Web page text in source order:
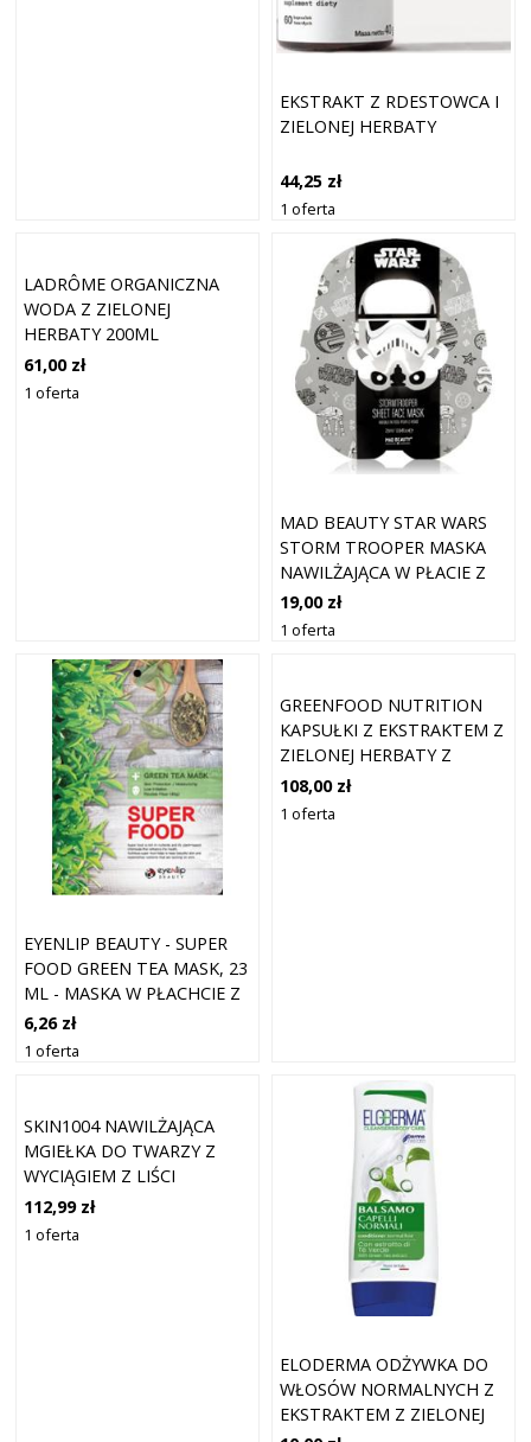
EKSTRAKT Z RDESTOWCA I
ZIELONEJ HERBATY
44,25 zł
1 oferta
LADRÔME ORGANICZNA
WODA Z ZIELONEJ
HERBATY 200ML
61,00 zł
1 oferta
MAD BEAUTY STAR WARS
STORM TROOPER MASKA
NAWILŻAJĄCA W PŁACIE Z
EKSTRAKTEM Z ZIELONEJ
HERBATY 25 ML
19,00 zł
1 oferta
EYENLIP BEAUTY - SUPER
FOOD GREEN TEA MASK, 23
ML - MASKA W PŁACHCIE Z
EKSTARKTEM Z ZIELONEJ
HERBATY
6,26 zł
1 oferta
GREENFOOD NUTRITION
KAPSUŁKI Z EKSTRAKTEM Z
ZIELONEJ HERBATY Z
EKSTRAKTEM Z ZIELONEJ
HERBATY 90 KAPSUŁEK
108,00 zł
1 oferta
SKIN1004 NAWILŻAJĄCA
MGIEŁKA DO TWARZY Z
WYCIĄGIEM Z LIŚCI
ZIELONEJ HERBATY MGIEŁKI
DO TWARZY 120 ML
112,99 zł
1 oferta
ELODERMA ODŻYWKA DO
WŁOSÓW NORMALNYCH Z
EKSTRAKTEM Z ZIELONEJ